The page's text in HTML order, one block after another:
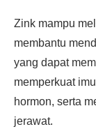
Zink mampu
membantu
yang dapat
memperkuat
hormon, serta
jerawat.